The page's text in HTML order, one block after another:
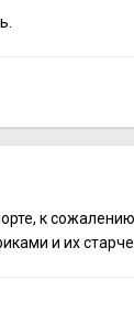
к
и их